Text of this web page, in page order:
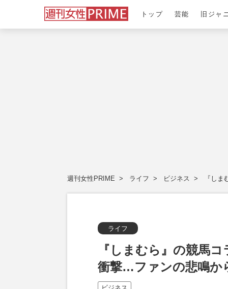
トップ 芸能 旧ジャ
週刊女性PRIME ライフ ビジネス 『し
ライフ
『しまむら』の競馬
衝撃…ファンの悲鳴か